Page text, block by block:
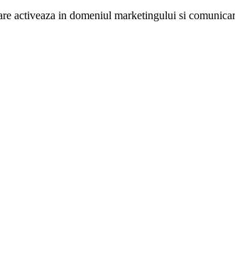
activeaza in domeniul marketingului si